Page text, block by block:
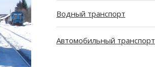
Водный транспорт
Автомобильный транспорт